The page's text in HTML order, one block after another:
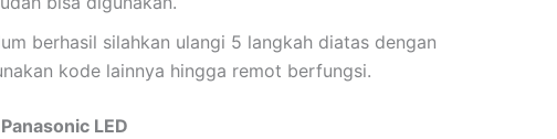
berhasil silahkan ulangi 5 langkah diatas dengan
kode lainnya hingga remot berfungsi.
LED